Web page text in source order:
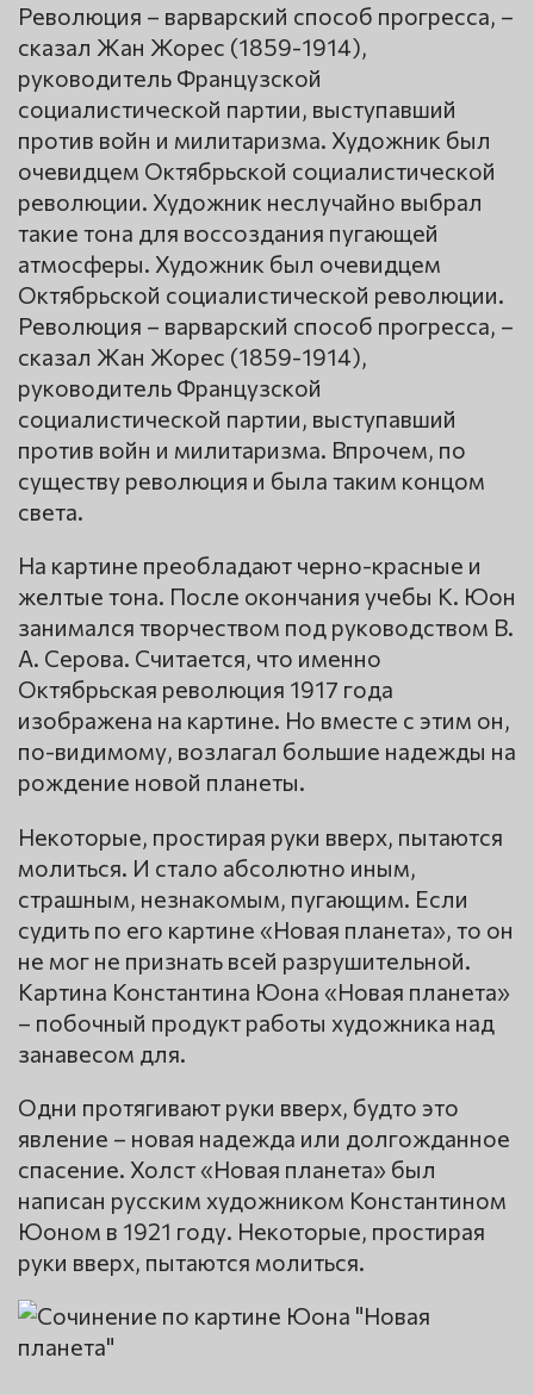
Революция – варварский способ прогресса, –
сказал Жан Жорес (1859-1914),
руководитель Французской
социалистической партии, выступавший
против войн и милитаризма. Художник был
очевидцем Октябрьской социалистической
революции. Художник неслучайно выбрал
такие тона для воссоздания пугающей
атмосферы. Художник был очевидцем
Октябрьской социалистической революции.
Революция – варварский способ прогресса, –
сказал Жан Жорес (1859-1914),
руководитель Французской
социалистической партии, выступавший
против войн и милитаризма. Впрочем, по
существу революция и была таким концом
света.
На картине преобладают черно-красные и
желтые тона. После окончания учебы К. Юон
занимался творчеством под руководством В.
А. Серова. Считается, что именно
Октябрьская революция 1917 года
изображена на картине. Но вместе с этим он,
по-видимому, возлагал большие надежды на
рождение новой планеты.
Некоторые, простирая руки вверх, пытаются
молиться. И стало абсолютно иным,
страшным, незнакомым, пугающим. Если
судить по его картине «Новая планета», то он
не мог не признать всей разрушительной.
Картина Константина Юона «Новая планета»
– побочный продукт работы художника над
занавесом для.
Одни протягивают руки вверх, будто это
явление – новая надежда или долгожданное
спасение. Холст «Новая планета» был
написан русским художником Константином
Юоном в 1921 году. Некоторые, простирая
руки вверх, пытаются молиться.